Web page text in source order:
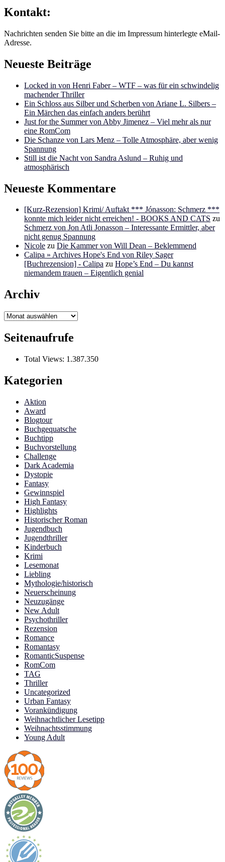
Kontakt:
Nachrichten senden Sie bitte an die im Impressum hinterlegte eMail-
Adresse.
Neueste Beiträge
Locked in von Henri Faber – WTF – was für ein schwindelig
machender Thriller
Ein Schloss aus Silber und Scherben von Ariane L. Silbers –
Ein Märchen das einfach anders berührt
Just for the Summer von Abby Jimenez – Viel mehr als nur
eine RomCom
Die Schanze von Lars Menz – Tolle Atmosphäre, aber wenig
Spannung
Still ist die Nacht von Sandra Aslund – Ruhig und
atmosphärisch
Neueste Kommentare
[Kurz-Rezension] Krimi/ Auftakt *** Jónasson: Schmerz ***
konnte mich leider nicht erreichen! - BOOKS AND CATS zu
Schmerz von Jon Atli Jonasson – Interessante Ermittler, aber
nicht genug Spannung
Nicole zu Die Kammer von Will Dean – Beklemmend
Calipa » Archives Hope's End von Riley Sager
[Buchrezension] - Calipa zu Hope’s End – Du kannst
niemandem trauen – Eigentlich genial
Archiv
Archiv
Seitenaufrufe
Total Views: 1.387.350
Kategorien
Aktion
Award
Blogtour
Buchgequatsche
Buchtipp
Buchvorstellung
Challenge
Dark Academia
Dystopie
Fantasy
Gewinnspiel
High Fantasy
Highlights
Historischer Roman
Jugendbuch
Jugendthriller
Kinderbuch
Krimi
Lesemonat
Liebling
Mythologie/historisch
Neuerscheinung
Neuzugänge
New Adult
Psychothriller
Rezension
Romance
Romantasy
RomanticSuspense
RomCom
TAG
Thriller
Uncategorized
Urban Fantasy
Vorankündigung
Weihnachtlicher Lesetipp
Weihnachtsstimmung
Young Adult